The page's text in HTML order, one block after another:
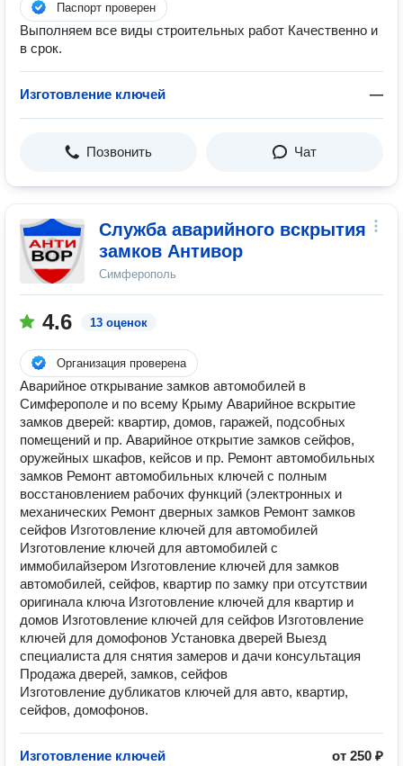
Паспорт проверен
Выполняем все виды строительных работ Качественно и
в срок.
Изготовление ключей —
Позвонить Чат
Служба аварийного вскрытия
замков Антивор
Симферополь
4.6 13 оценок
Организация проверена
Аварийное открывание замков автомобилей в
Симферополе и по всему Крыму Аварийное вскрытие
замков дверей: квартир, домов, гаражей, подсобных
помещений и пр. Аварийное открытие замков сейфов,
оружейных шкафов, кейсов и пр. Ремонт автомобильных
замков Ремонт автомобильных ключей с полным
восстановлением рабочих функций (электронных и
механических Ремонт дверных замков Ремонт замков
сейфов Изготовление ключей для автомобилей
Изготовление ключей для автомобилей с
иммобилайзером Изготовление ключей для замков
автомобилей, сейфов, квартир по замку при отсутствии
оригинала ключа Изготовление ключей для квартир и
домов Изготовление ключей для сейфов Изготовление
ключей для домофонов Установка дверей Выезд
специалиста для снятия замеров и дачи консультация
Продажа дверей, замков, сейфов
Изготовление дубликатов ключей для авто, квартир,
сейфов, домофонов.
Изготовление ключей от 250 ₽